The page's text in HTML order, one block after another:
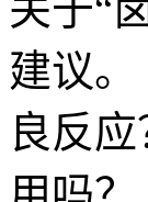
建议
良反